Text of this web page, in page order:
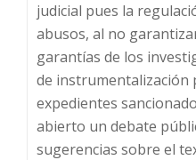
judicial pues la
abusos, al no
garantías de los
de instrumentalización
expedientes
abierto un debate
sugerencias sobre el